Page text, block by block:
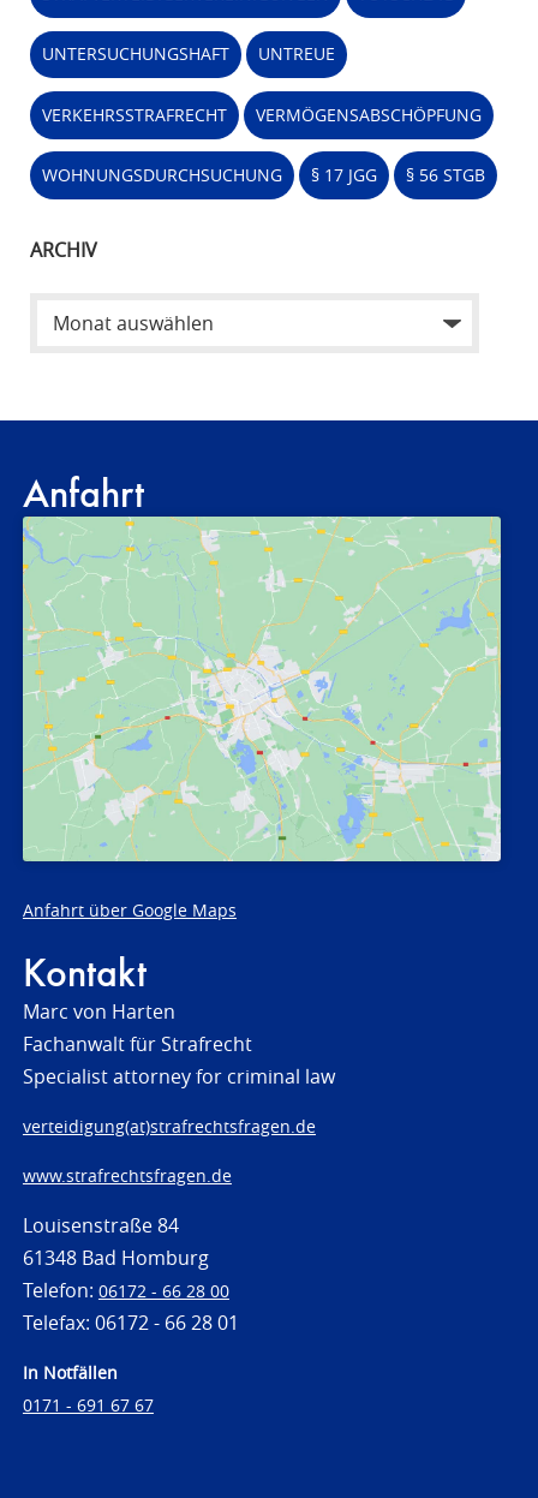
UNTERSUCHUNGSHAFT UNTREUE
VERKEHRSSTRAFRECHT VERMÖGENSABSCHÖPFUNG
WOHNUNGSDURCHSUCHUNG § 17 JGG § 56 STGB
ARCHIV
Anfahrt
Anfahrt über Google Maps
Kontakt
Marc von Harten
Fachanwalt für Strafrecht
Specialist attorney for criminal law
verteidigung(at)strafrechtsfragen.de
www.strafrechtsfragen.de
Louisenstraße 84
61348 Bad Homburg
Telefon: 06172 - 66 28 00
Telefax: 06172 - 66 28 01
In Notfällen
0171 - 691 67 67